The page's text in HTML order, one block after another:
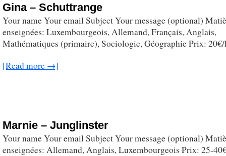
Gina – Schuttrange
Your name Your email Subject Your message (optional)
enseignées: Luxembourgeois, Allemand, Français, Anglais,
Mathématiques (primaire), Sociologie, Géographie Prix:
[Read more →]
Marnie – Junglinster
Your name Your email Subject Your message (optional)
enseignées: Allemand, Anglais, Luxembourgeois Prix: 25-